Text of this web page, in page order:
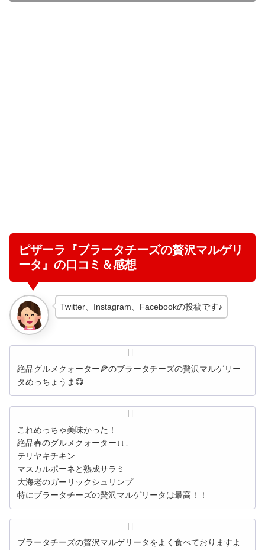
ピザーラ『ブラータチーズの贅沢マルゲリ
ータ』の口コミ＆感想
Twitter、Instagram、Facebookの投稿です♪
絶品グルメクォーター🍕のブラータチーズの贅沢マルゲリー
タめっちょうま😋
これめっちゃ美味かった！
絶品春のグルメクォーター↓↓↓
テリヤキチキン
マスカルポーネと熟成サラミ
大海老のガーリックシュリンプ
特にブラータチーズの贅沢マルゲリータは最高！！
ブラータチーズの贅沢マルゲリータをよく食べておりますよ